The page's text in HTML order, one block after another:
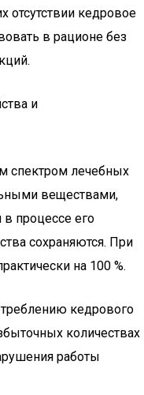
отсутствии кедровое
в рационе без
и
спектром лечебных
веществами,
процессе его
сохраняются. При
на 100 %.
кедрового
количествах
работы